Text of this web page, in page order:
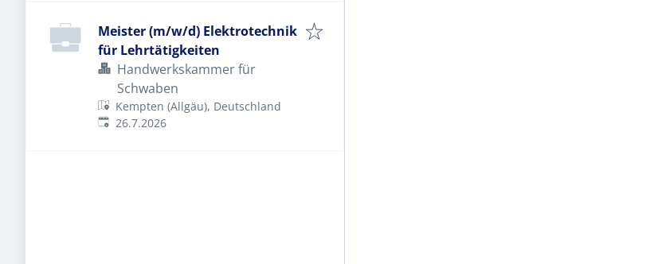
Meister (m/w/d) Elektrotechnik
für Lehrtätigkeiten
Handwerkskammer für
Schwaben
Kempten (Allgäu), Deutschland
Veröffentlicht
26.7.2026